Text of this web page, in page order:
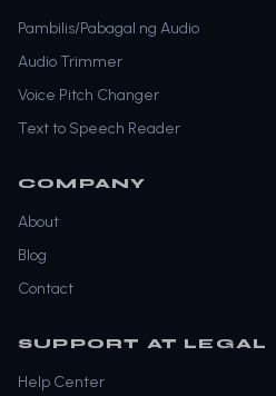
Pambilis/Pabagal ng Audio
Audio Trimmer
Voice Pitch Changer
Text to Speech Reader
COMPANY
About
Blog
Contact
SUPPORT AT LEGAL
Help Center